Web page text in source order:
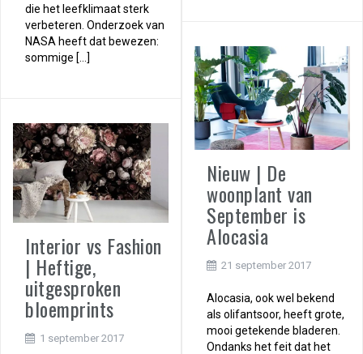
die het leefklimaat sterk
verbeteren. Onderzoek van
NASA heeft dat bewezen:
sommige […]
Nieuw | De
woonplant van
September is
Alocasia
21 september 2017
Alocasia, ook wel bekend
als olifantsoor, heeft grote,
mooi getekende bladeren.
Ondanks het feit dat het
Interior vs Fashion
| Heftige,
uitgesproken
bloemprints
1 september 2017